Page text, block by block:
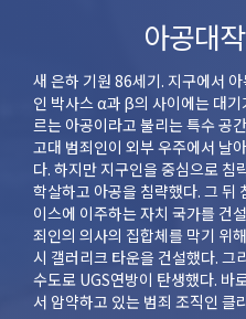
아공대
새 은하 기원 86세기. 지구에서
인 박사스 α과 β의 사이에는 대
르는 아공이라고 불리는 특수 공
고대 범죄인이 외부 우주에서 날
다. 하지만 지구인을 중심으로 침
학살하고 아공을 침략했다. 그 뒤
이스에 이주하는 자치 국가를 건
죄인의 의사의 집합체를 막기 위
시 갤러리크 타운을 건설했다. 그
수도로 UGS연방이 탄생했다. 바로 그때 미래 도시인 갸라쿠 타운에
서 암약하고 있는 범죄 조직인 클